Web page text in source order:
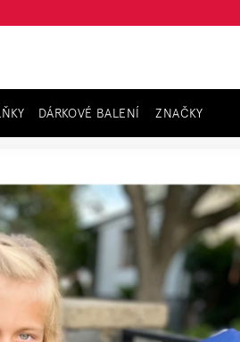
DÁRKOVÉ BALENÍ ZNAČKY